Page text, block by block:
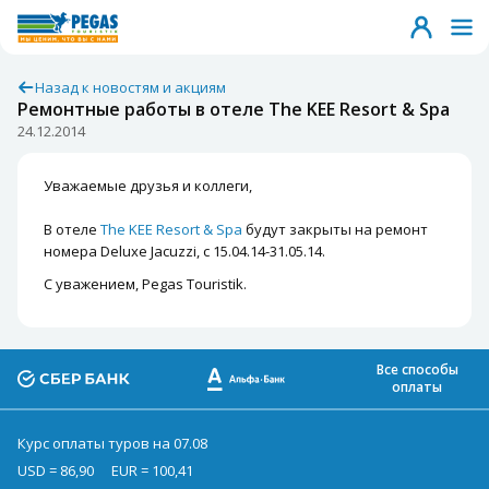
Назад к новостям и акциям
Ремонтные работы в отеле The KEE Resort & Spa
24.12.2014
Уважаемые друзья и коллеги,
В отеле The KEE Resort & Spa будут закрыты на ремонт
номера Deluxe Jacuzzi, с 15.04.14-31.05.14.
С уважением, Pegas Touristik.
Все способы
оплаты
Курс оплаты туров на 07.08
USD = 86,90
EUR = 100,41